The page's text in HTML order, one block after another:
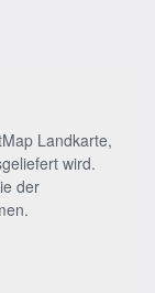
Landkarte,
wird.
der